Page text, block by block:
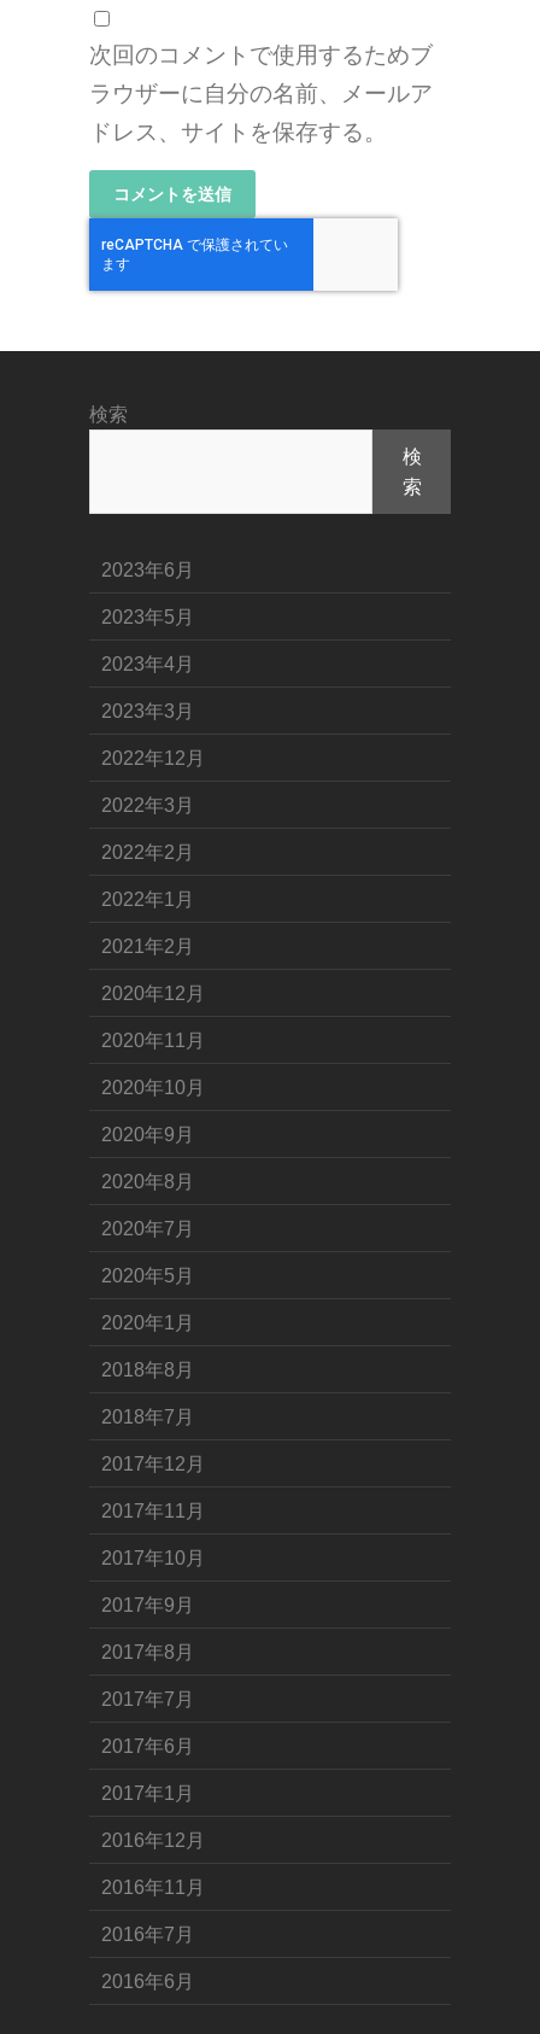
次回のコメントで使用するためブ
ラウザーに自分の名前、メールア
ドレス、サイトを保存する。
検索
検
索
2023年6月
2023年5月
2023年4月
2023年3月
2022年12月
2022年3月
2022年2月
2022年1月
2021年2月
2020年12月
2020年11月
2020年10月
2020年9月
2020年8月
2020年7月
2020年5月
2020年1月
2018年8月
2018年7月
2017年12月
2017年11月
2017年10月
2017年9月
2017年8月
2017年7月
2017年6月
2017年1月
2016年12月
2016年11月
2016年7月
2016年6月